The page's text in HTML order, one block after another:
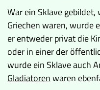
War ein Sklave gebildet,
Griechen waren, wurde
er entweder privat die
oder in einer der
wurde ein Sklave auch
Gladiatorenwaren